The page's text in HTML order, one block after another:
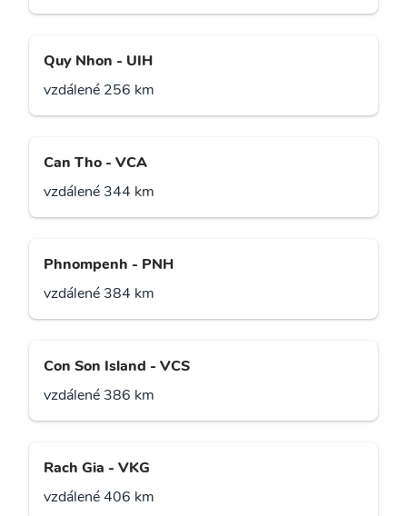
Quy Nhon - UIH
vzdálené 256 km
Can Tho - VCA
vzdálené 344 km
Phnompenh - PNH
vzdálené 384 km
Con Son Island - VCS
vzdálené 386 km
Rach Gia - VKG
vzdálené 406 km